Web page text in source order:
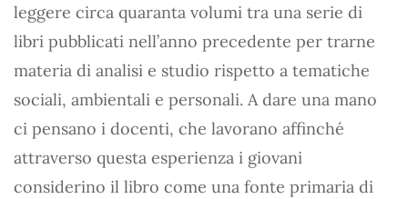
leggere circa quaranta volumi tra una serie di
libri pubblicati nell’anno precedente per trarne
materia di analisi e studio rispetto a tematiche
sociali, ambientali e personali. A dare una mano
ci pensano i docenti, che lavorano affinché
attraverso questa esperienza i giovani
considerino il libro come una fonte primaria di